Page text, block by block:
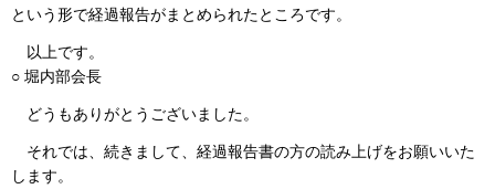
という形で経過報告がまとめられたところです。
以上です。
○ 堀内部会長
どうもありがとうございました。
それでは、続きまして、経過報告書の方の読み上げをお願いいた
します。